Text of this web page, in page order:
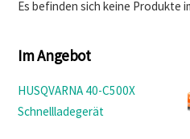
Es befinden sich keine Produkte
Im Angebot
HUSQVARNA 40-C500X
Schnellladegerät
Ursprünglicher
Aktueller